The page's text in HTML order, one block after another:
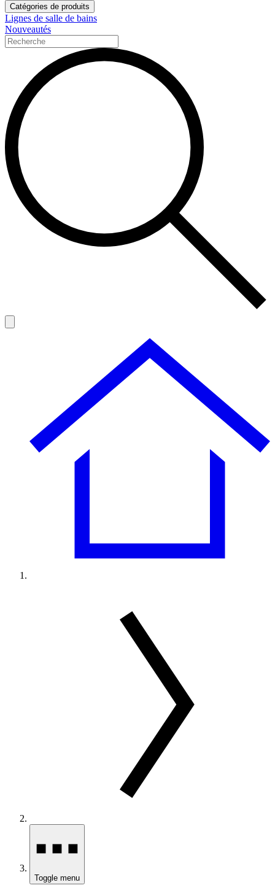
Catégories de produits
Lignes de salle de bains
Nouveautés
Toggle menu